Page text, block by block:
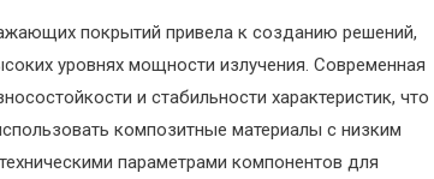
покрытий привела к созданию решений,
уровнях мощности излучения. Современная
и стабильности характеристик, что
композитные материалы с низким
параметрами компонентов для